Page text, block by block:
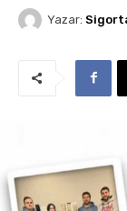
Yazar: